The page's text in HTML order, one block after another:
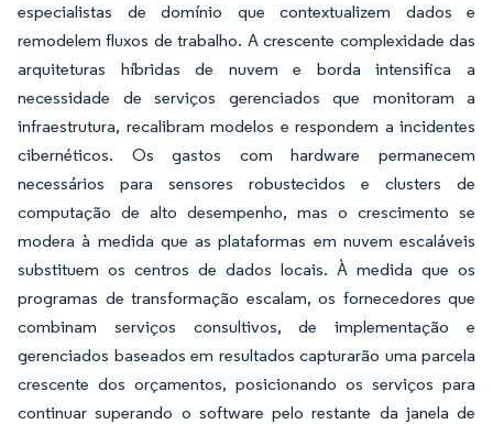
especialistas de domínio que contextualizem dados e
remodelem fluxos de trabalho. A crescente complexidade das
arquiteturas híbridas de nuvem e borda intensifica a
necessidade de serviços gerenciados que monitoram a
infraestrutura, recalibram modelos e respondem a incidentes
cibernéticos. Os gastos com hardware permanecem
necessários para sensores robustecidos e clusters de
computação de alto desempenho, mas o crescimento se
modera à medida que as plataformas em nuvem escaláveis
substituem os centros de dados locais. À medida que os
programas de transformação escalam, os fornecedores que
combinam serviços consultivos, de implementação e
gerenciados baseados em resultados capturarão uma parcela
crescente dos orçamentos, posicionando os serviços para
continuar superando o software pelo restante da janela de